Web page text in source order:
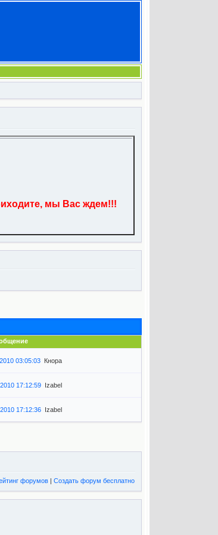
мы Вас ждем!!!
03:05:03 Кнора
17:12:59 Izabel
17:12:36 Izabel
форумов |Создать форум бесплатно